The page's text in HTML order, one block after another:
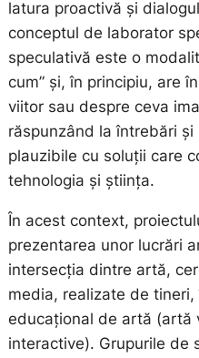
latura proactivă și
conceptul de laborator
speculativă este o
cum” și, în principiu, are
viitor sau despre ceva
răspunzând la întrebări
plauzibile cu soluții care
tehnologia și știința.
În acest context,
prezentarea unor lucrări
intersecția dintre artă,
media, realizate de
educațional de artă (artă
interactive). Grupurile de